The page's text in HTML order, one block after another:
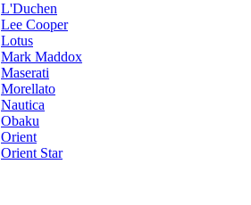
L'Duchen
Lee Cooper
Lotus
Mark Maddox
Maserati
Morellato
Nautica
Obaku
Orient
Orient Star